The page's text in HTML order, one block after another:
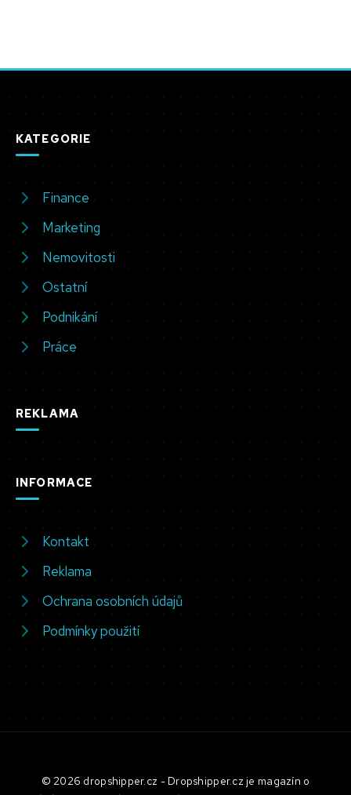
KATEGORIE
Finance
Marketing
Nemovitosti
Ostatní
Podnikání
Práce
REKLAMA
INFORMACE
Kontakt
Reklama
Ochrana osobních údajů
Podmínky použití
© 2026 dropshipper.cz - Dropshipper.cz je magazín o